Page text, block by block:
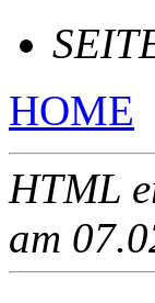
HOME
HTML
am